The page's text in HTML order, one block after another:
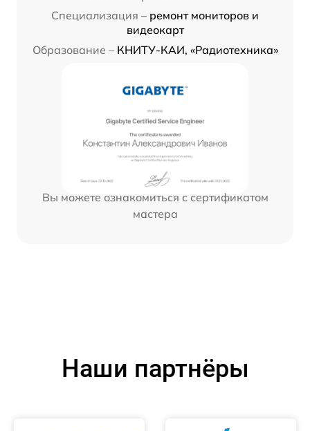
Специализация – ремонт мониторов и
видеокарт
Образование – КНИТУ-КАИ, «Радиотехника»
Вы можете ознакомиться с сертификатом
мастера
Наши партнёры